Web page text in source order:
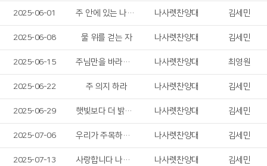
2025-06-01 주 안에 있는 나에게 나사렛찬양대 김세민
2025-06-08 물 위를 걷는 자 나사렛찬양대 김세민
2025-06-15 주님만을 바라봅니다 나사렛찬양대 최영원
2025-06-22 주 의지 하라 나사렛찬양대 김세민
2025-06-29 햇빛보다 더 밝은 곳 나사렛찬양대 김세민
2025-07-06 우리가 주목하는 것은 나사렛찬양대 김세민
2025-07-13 사랑합니다 나의 하나님 나사렛찬양대 김세민